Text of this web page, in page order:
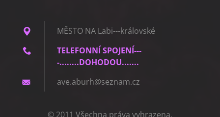
MĚSTO NA Labi---královské
TELEFONNÍ SPOJENÍ---
-........DOHODOU.......
ave.aburh@seznam.cz
© 2011 Všechna práva vyhrazena.